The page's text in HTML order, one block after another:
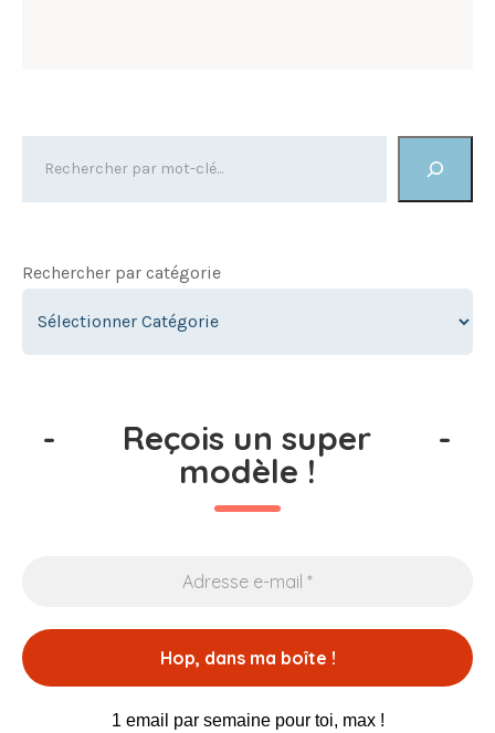
Rechercher par catégorie
- Reçois un super
modèle !
-
1 email par semaine pour toi, max !